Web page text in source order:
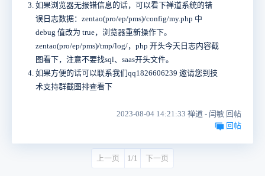
如果浏览器无报错信息的话，可以看下禅道系统的错
误日志数据：zentao(pro/ep/pms)/config/my.php 中
debug 值改为 true，浏览器重新操作下。
zentao(pro/ep/pms)/tmp/log/，php 开头今天日志内容截
图看下，注意不要找sql、saas开头文件。
如果方便的话可以联系我们qq1826606239 邀请您到技
术支持群截图排查看下
2023-08-04 14:21:33 禅道 - 闫敏 回帖
回帖
上一页 1/1 下一页